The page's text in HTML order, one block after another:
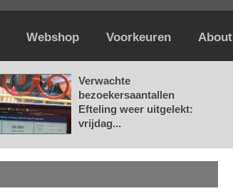
Webshop Voorkeuren About
Verwachte
bezoekersaantallen
Efteling weer uitgelekt:
vrijdag...